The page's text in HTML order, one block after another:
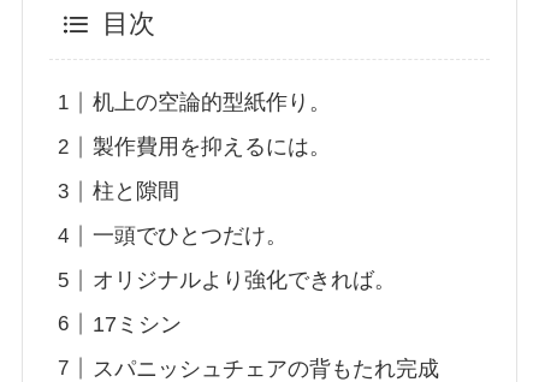
目次
机上の空論的型紙作り。
製作費用を抑えるには。
柱と隙間
一頭でひとつだけ。
オリジナルより強化できれば。
17ミシン
スパニッシュチェアの背もたれ完成